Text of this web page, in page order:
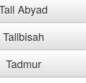
Abyad
Tallbisah
Tadmur